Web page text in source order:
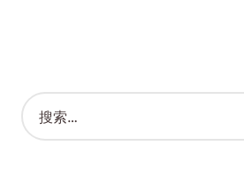
搜
索
：